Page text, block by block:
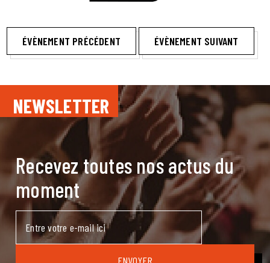
ÉVÈNEMENT PRÉCÉDENT ÉVÈNEMENT SUIVANT
NEWSLETTER
Recevez toutes nos actus du
moment